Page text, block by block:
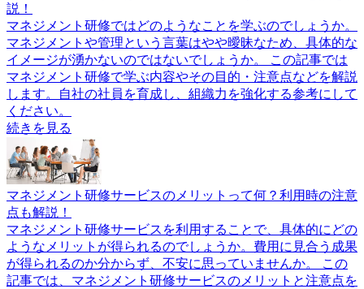
説！
マネジメント研修ではどのようなことを学ぶのでしょうか。
マネジメントや管理という言葉はやや曖昧なため、具体的な
イメージが湧かないのではないでしょうか。 この記事では
マネジメント研修で学ぶ内容やその目的・注意点などを解説
します。自社の社員を育成し、組織力を強化する参考にして
ください。
続きを見る
マネジメント研修サービスのメリットって何？利用時の注意
点も解説！
マネジメント研修サービスを利用することで、具体的にどの
ようなメリットが得られるのでしょうか。費用に見合う成果
が得られるのか分からず、不安に思っていませんか。 この
記事では、マネジメント研修サービスのメリットと注意点を